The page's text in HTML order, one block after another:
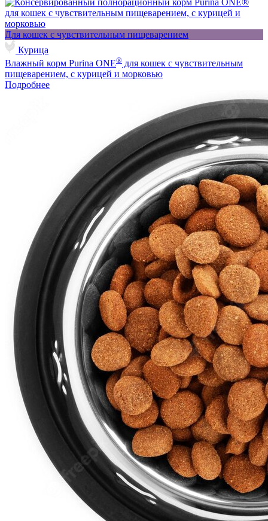
Для кошек с чувствительным пищеварением
Курица
Влажный корм Purina ONE® для кошек с чувствительным
пищеварением, с курицей и морковью
Подробнее